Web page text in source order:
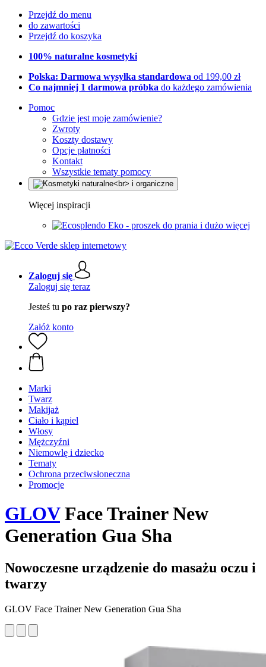
Przejdź do menu
do zawartości
Przejdź do koszyka
100% naturalne kosmetyki
Polska: Darmowa wysyłka standardowa od 199,00 zł
Co najmniej 1 darmowa próbka do każdego zamówienia
Pomoc
Gdzie jest moje zamówienie?
Zwroty
Koszty dostawy
Opcje płatności
Kontakt
Wszystkie tematy pomocy
Więcej inspiracji
Eko - proszek do prania i dużo więcej
Zaloguj się
Zaloguj się teraz
Jesteś tu po raz pierwszy?
Załóż konto
Marki
Twarz
Makijaż
Ciało i kąpiel
Włosy
Mężczyźni
Niemowlę i dziecko
Tematy
Ochrona przeciwsłoneczna
Promocje
GLOVFace Trainer New
Generation Gua Sha
Nowoczesne urządzenie do masażu oczu i
twarzy
GLOV Face Trainer New Generation Gua Sha